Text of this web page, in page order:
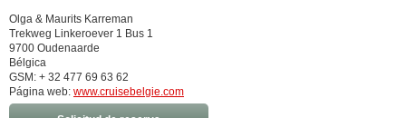
Olga & Maurits Karreman
Trekweg Linkeroever 1 Bus 1
9700 Oudenaarde
Bélgica
GSM: + 32 477 69 63 62
Página web: www.cruisebelgie.com